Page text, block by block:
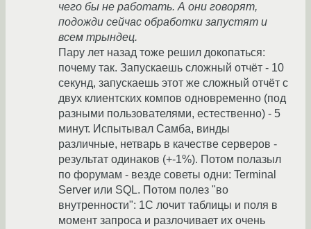
чего бы не работать. А они говорят,
подожди сейчас обработки запустят и
всем трындец.
Пару лет назад тоже решил докопаться:
почему так. Запускаешь сложный отчёт - 10
секунд, запускаешь этот же сложный отчёт с
двух клиентских компов одновременно (под
разными пользователями, естественно) - 5
минут. Испытывал Самба, винды
различные, нетварь в качестве серверов -
результат одинаков (+-1%). Потом полазыл
по форумам - везде советы одни: Terminal
Server или SQL. Потом полез "во
внутренности": 1C лочит таблицы и поля в
момент запроса и разлочивает их очень